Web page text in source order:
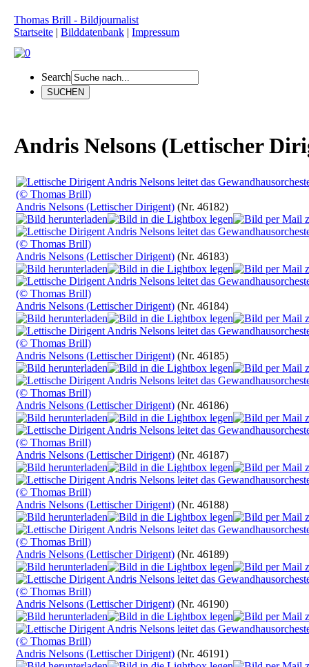
Thomas Brill - Bildjournalist
Startseite | Bilddatenbank | Impressum
Search
Andris Nelsons (Lettischer
Andris Nelsons (Lettischer Dirigent) (Nr. 46182)
Andris Nelsons (Lettischer Dirigent) (Nr. 46183)
Andris Nelsons (Lettischer Dirigent) (Nr. 46184)
Andris Nelsons (Lettischer Dirigent) (Nr. 46185)
Andris Nelsons (Lettischer Dirigent) (Nr. 46186)
Andris Nelsons (Lettischer Dirigent) (Nr. 46187)
Andris Nelsons (Lettischer Dirigent) (Nr. 46188)
Andris Nelsons (Lettischer Dirigent) (Nr. 46189)
Andris Nelsons (Lettischer Dirigent) (Nr. 46190)
Andris Nelsons (Lettischer Dirigent) (Nr. 46191)